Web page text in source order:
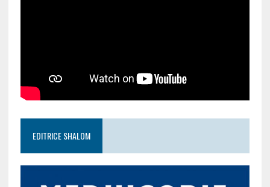
EDITRICE SHALOM